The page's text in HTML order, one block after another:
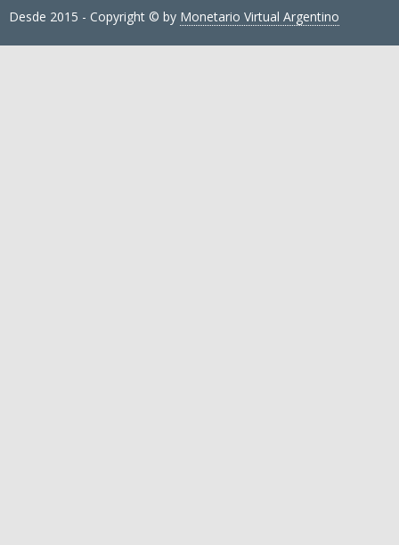
Desde 2015 - Copyright © by Monetario Virtual Argentino